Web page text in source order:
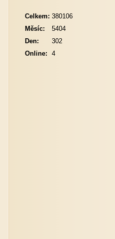
Online: 4
Celkem: 380106
Měsíc:
5404
Den:
302